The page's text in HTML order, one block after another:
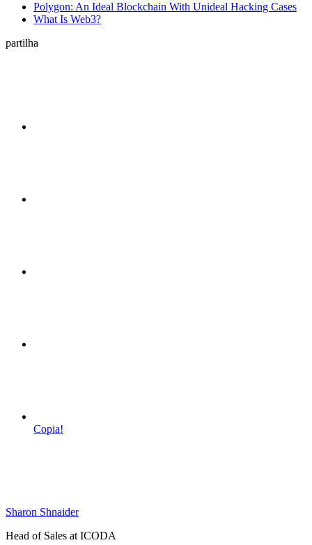
Polygon: An Ideal Blockchain With Unideal Hacking Cases
What Is Web3?
partilha
Copia!
Sharon Shnaider
Head of Sales at ICODA